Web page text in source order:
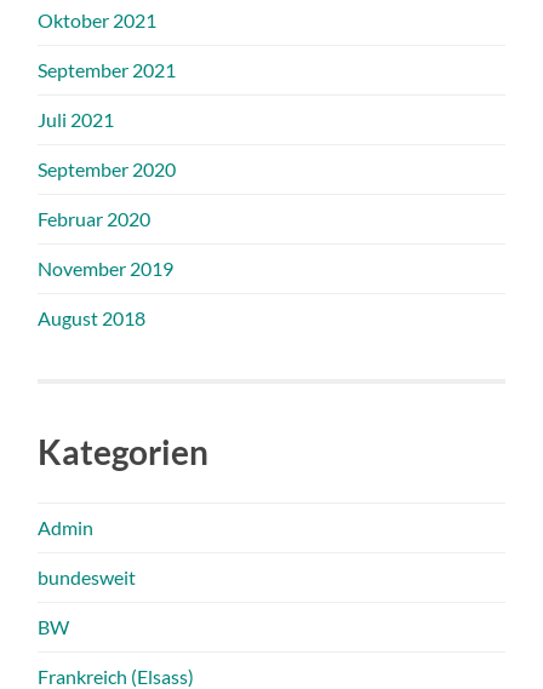
Oktober 2021
September 2021
Juli 2021
September 2020
Februar 2020
November 2019
August 2018
Kategorien
Admin
bundesweit
BW
Frankreich (Elsass)